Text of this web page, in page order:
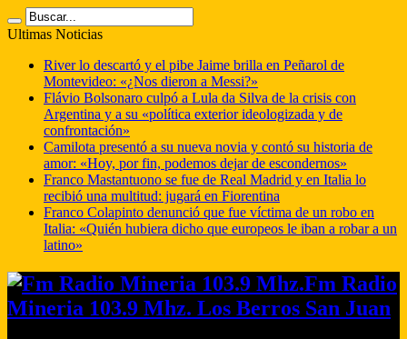
Ultimas Noticias
River lo descartó y el pibe Jaime brilla en Peñarol de
Montevideo: «¿Nos dieron a Messi?»
Flávio Bolsonaro culpó a Lula da Silva de la crisis con
Argentina y a su «política exterior ideologizada y de
confrontación»
Camilota presentó a su nueva novia y contó su historia de
amor: «Hoy, por fin, podemos dejar de escondernos»
Franco Mastantuono se fue de Real Madrid y en Italia lo
recibió una multitud: jugará en Fiorentina
Franco Colapinto denunció que fue víctima de un robo en
Italia: «Quién hubiera dicho que europeos le iban a robar a un
latino»
Fm Radio
Mineria 103.9 Mhz. Los Berros San Juan